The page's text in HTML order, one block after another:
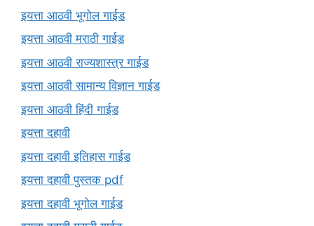
इयत्ता आठवी भूगोल गाईड
इयत्ता आठवी मराठी गाईड
इयत्ता आठवी राज्यशास्त्र गाईड
इयत्ता आठवी सामान्य विज्ञान गाईड
इयत्ता आठवी हिंदी गाईड
इयत्ता दहावी
इयत्ता दहावी इतिहास गाईड
इयत्ता दहावी पुस्तक pdf
इयत्ता दहावी भूगोल गाईड